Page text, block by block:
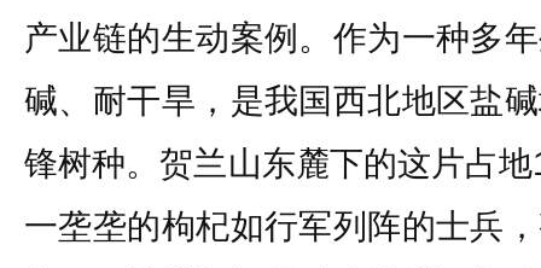
产业链的生动案例。作为一种多
碱、耐干旱，是我国西北地区盐
锋树种。贺兰山东麓下的这片占
一垄垄的枸杞如行军列阵的士兵